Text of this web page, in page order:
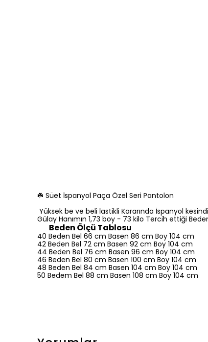
☘️ Süet İspanyol Paça Özel Seri Pantolon
Yüksek be ve beli lastikli Kararında İspanyol
Gülay Hanımın 1,73 boy - 73 kilo Tercih ettiği
Beden Ölçü Tablosu
40 Beden Bel 66 cm Basen 86 cm Boy 104 cm
42 Beden Bel 72 cm Basen 92 cm Boy 104 cm
44 Beden Bel 76 cm Basen 96 cm Boy 104 cm
46 Beden Bel 80 cm Basen 100 cm Boy 104 cm
48 Beden Bel 84 cm Basen 104 cm Boy 104 cm
50 Bedem Bel 88 cm Basen 108 cm Boy 104 cm